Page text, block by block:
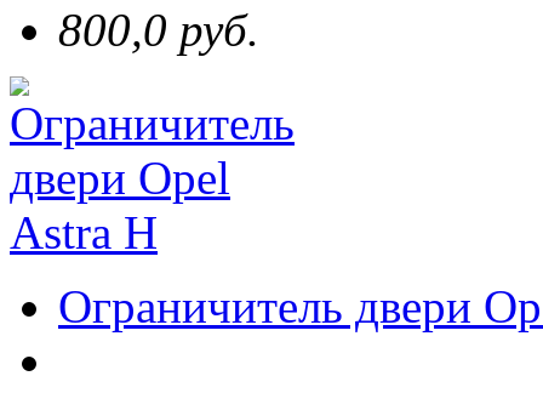
800,0 руб.
Ограничитель двери